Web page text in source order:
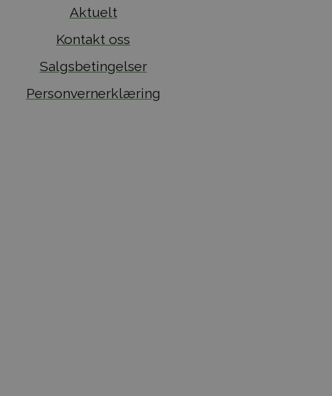
Aktuelt
Kontakt oss
Salgsbetingelser
Personvernerklæring